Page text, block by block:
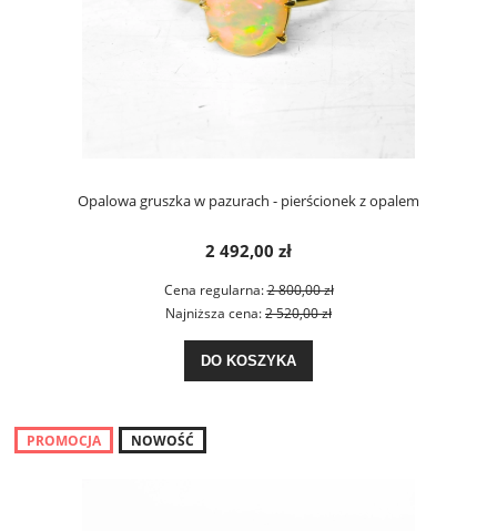
Opalowa gruszka w pazurach - pierścionek z opalem
2 492,00 zł
Cena regularna:2 800,00 zł
Najniższa cena:2 520,00 zł
DO KOSZYKA
PROMOCJA NOWOŚĆ